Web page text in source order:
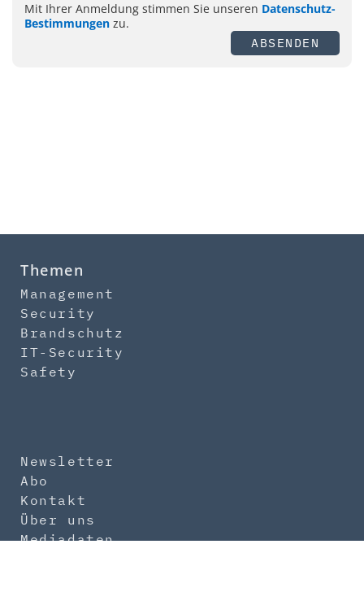
Mit Ihrer Anmeldung stimmen Sie unseren Datenschutz-
Bestimmungen zu.
ABSENDEN
Themen
Management
Security
Brandschutz
IT-Security
Safety
Newsletter
Abo
Kontakt
Über uns
Mediadaten